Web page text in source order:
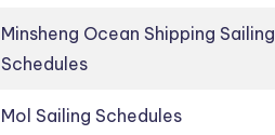
Minsheng Ocean Shipping Sailing
Schedules
Mol Sailing Schedules